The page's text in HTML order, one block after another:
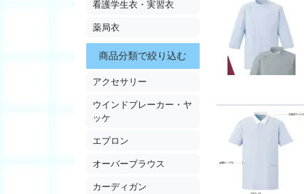
看護学生衣・実習衣
薬局衣
商品分類で絞り込む
アクセサリー
ウインドブレーカー・ヤ
ッケ
エプロン
オーバーブラウス
カーディガン